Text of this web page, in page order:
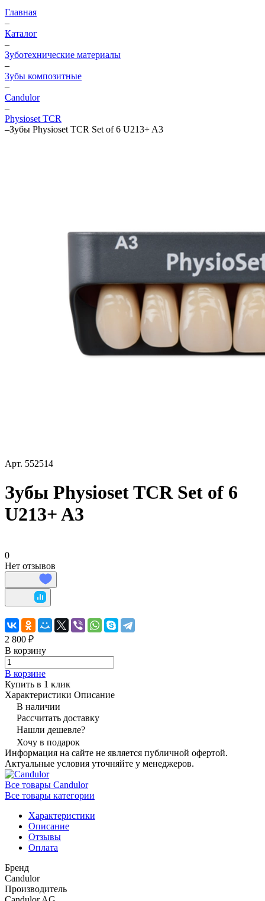
Главная
–
Каталог
–
Зуботехнические материалы
–
Зубы композитные
–
Candulor
–
Physioset TCR
–Зубы Physioset TCR Set of 6 U213+ A3
Арт. 552514
Зубы Physioset TCR Set of 6
U213+ A3
0
Нет отзывов
2 800 ₽
В корзину
В корзине
Купить в 1 клик
Характеристики Описание
В наличии
Рассчитать доставку
Нашли дешевле?
Хочу в подарок
Информация на сайте не является публичной офертой.
Актуальные условия уточняйте у менеджеров.
Все товары Candulor
Все товары категории
Характеристики
Описание
Отзывы
Оплата
Бренд
Candulor
Производитель